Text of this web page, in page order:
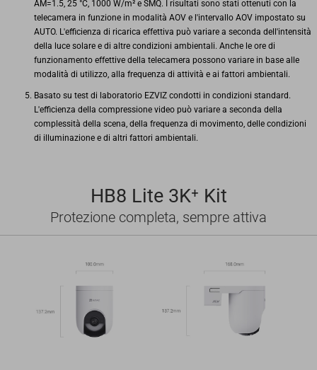
AM=1.5, 25 °C, 1000 W/m² e SMQ. I risultati sono stati ottenuti con la
telecamera in funzione in modalità AOV e l'intervallo AOV impostato su
AUTO. L'efficienza di ricarica effettiva può variare a seconda dell'intensità
della luce solare e di altre condizioni ambientali. Anche le ore di
funzionamento effettive della telecamera possono variare in base alle
modalità di utilizzo, alla frequenza di attività e ai fattori ambientali.
Basato su test di laboratorio EZVIZ condotti in condizioni standard.
L'efficienza della compressione video può variare a seconda della
complessità della scena, della frequenza di movimento, delle condizioni
di illuminazione e di altri fattori ambientali.
HB8 Lite 3K⁺ Kit
Protezione completa, sempre attiva